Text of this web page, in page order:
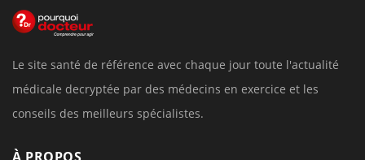
Le site santé de référence avec chaque jour toute l'actualité
médicale decryptée par des médecins en exercice et les
conseils des meilleurs spécialistes.